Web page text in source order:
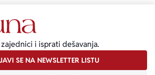
i isprati dešavanja.
SE NA NEWSLETTER LISTU